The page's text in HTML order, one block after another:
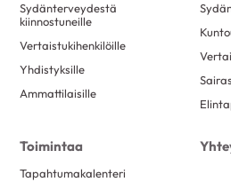
Sydänterveydestä
kiinnostuneille
Vertaistukihenkilöille
Yhdistyksille
Ammattilaisille
Toimintaa
Tapahtumakalenteri